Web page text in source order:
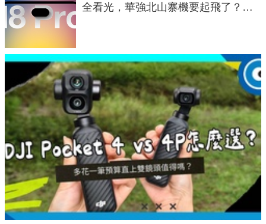
全看光，華強北山寨機要起飛了？專